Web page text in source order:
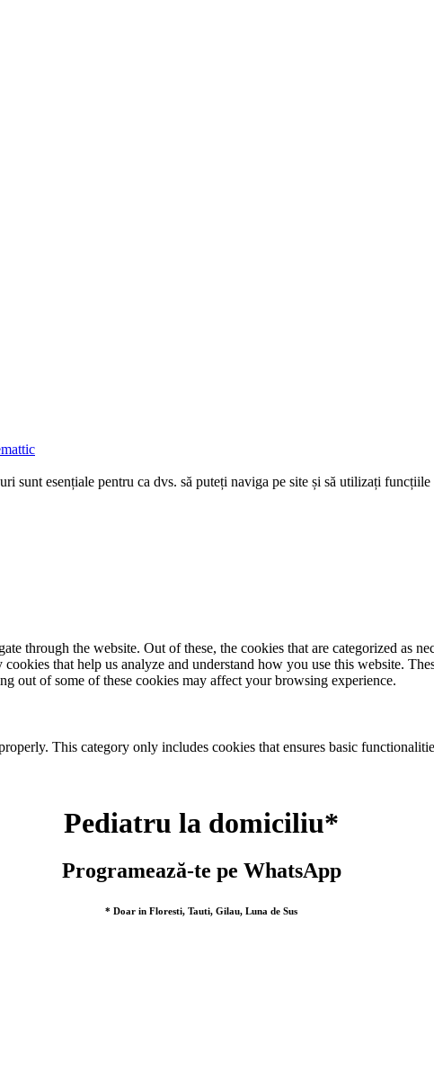
sunt esențiale pentru ca dvs. să puteți naviga pe site și să utilizați
through the website. Out of these, the cookies that are categorized as
that help us analyze and understand how you use this website.
out of some of these cookies may affect your browsing experience.
This category only includes cookies that ensures basic
Pediatru la domiciliu*
Programează-te pe WhatsApp
* Doar in Floresti, Tauti, Gilau, Luna de Sus